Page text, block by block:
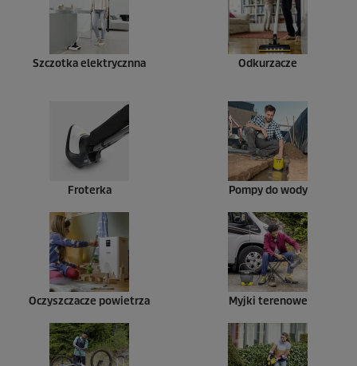
Szczotka elektrycznna Odkurzacze
Froterka Pompy do wody
Oczyszczacze powietrza Myjki terenowe